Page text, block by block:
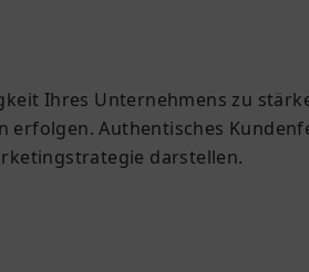
Ihres Unternehmens zu
erfolgen. Authentisches
darstellen.